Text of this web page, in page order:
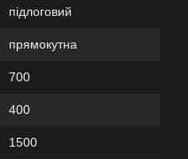
підлоговий
прямокутна
700
400
1500